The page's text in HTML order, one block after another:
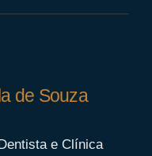
de Souza
e Clínica